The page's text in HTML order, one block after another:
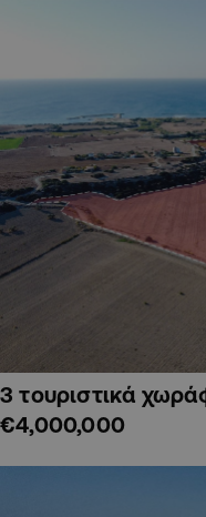
3 τουριστικά
€4,000,000